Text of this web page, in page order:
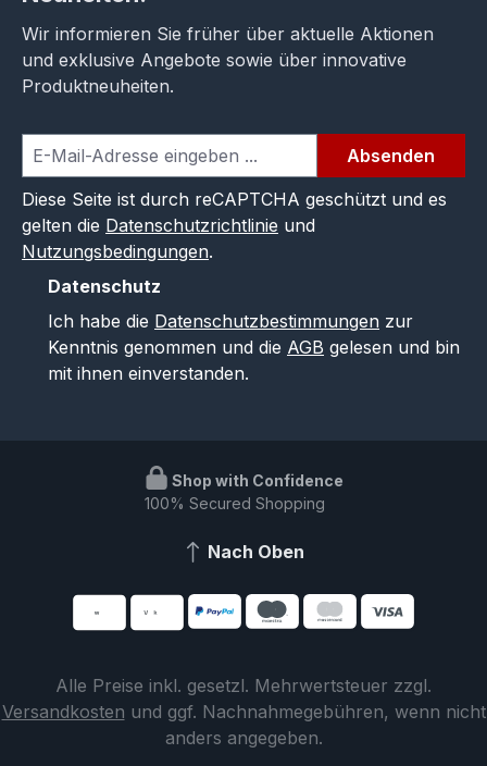
Wir informieren Sie früher über aktuelle Aktionen
und exklusive Angebote sowie über innovative
Produktneuheiten.
Absenden
Diese Seite ist durch reCAPTCHA geschützt und es
gelten die Datenschutzrichtlinie und
Nutzungsbedingungen.
Datenschutz
Ich habe die Datenschutzbestimmungen zur
Kenntnis genommen und die AGB gelesen und bin
mit ihnen einverstanden.
Shop with Confidence
100% Secured Shopping
Nach Oben
Alle Preise inkl. gesetzl. Mehrwertsteuer zzgl.
Versandkosten und ggf. Nachnahmegebühren, wenn nicht
anders angegeben.